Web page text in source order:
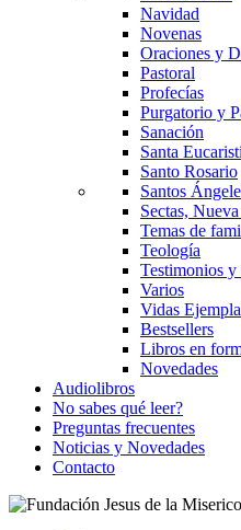
Navidad
Novenas
Oraciones y
Pastoral
Profecías
Purgatorio y
Sanación
Santa
Santo Rosario
Santos
Sectas,
Temas de
Teología
Testimonios y
Varios
Vidas
Bestsellers
Libros en
Novedades
Audiolibros
No sabes qué leer?
Preguntas frecuentes
Noticias y Novedades
Contacto